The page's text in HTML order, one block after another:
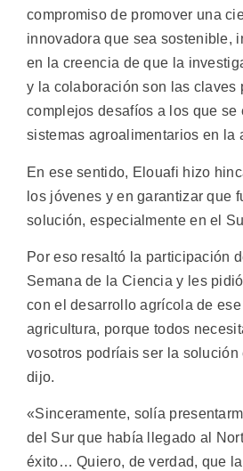
compromiso de promover una
innovadora que sea sostenible,
en la creencia de que la
y la colaboración son las claves
complejos desafíos a los que se
sistemas agroalimentarios en la
En ese sentido, Elouafi hizo
los jóvenes y en garantizar que
solución, especialmente en el
Por eso resaltó la participación
Semana de la Ciencia y les
con el desarrollo agrícola de ese
agricultura, porque todos
vosotros podríais ser la solución
dijo.
«Sinceramente, solía
del Sur que había llegado al
éxito… Quiero, de verdad, que